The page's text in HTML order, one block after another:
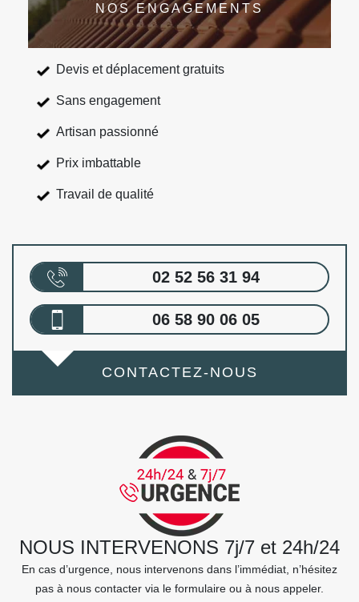
NOS ENGAGEMENTS
Devis et déplacement gratuits
Sans engagement
Artisan passionné
Prix imbattable
Travail de qualité
02 52 56 31 94
06 58 90 06 05
CONTACTEZ-NOUS
NOUS INTERVENONS 7j/7 et 24h/24
En cas d’urgence, nous intervenons dans l’immédiat, n’hésitez
pas à nous contacter via le formulaire ou à nous appeler.